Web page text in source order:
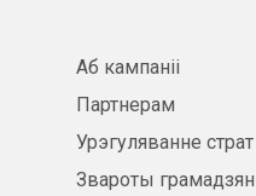
Аб кампаніі
Партнерам
Урэгуляванне страт
Звароты грамадзян